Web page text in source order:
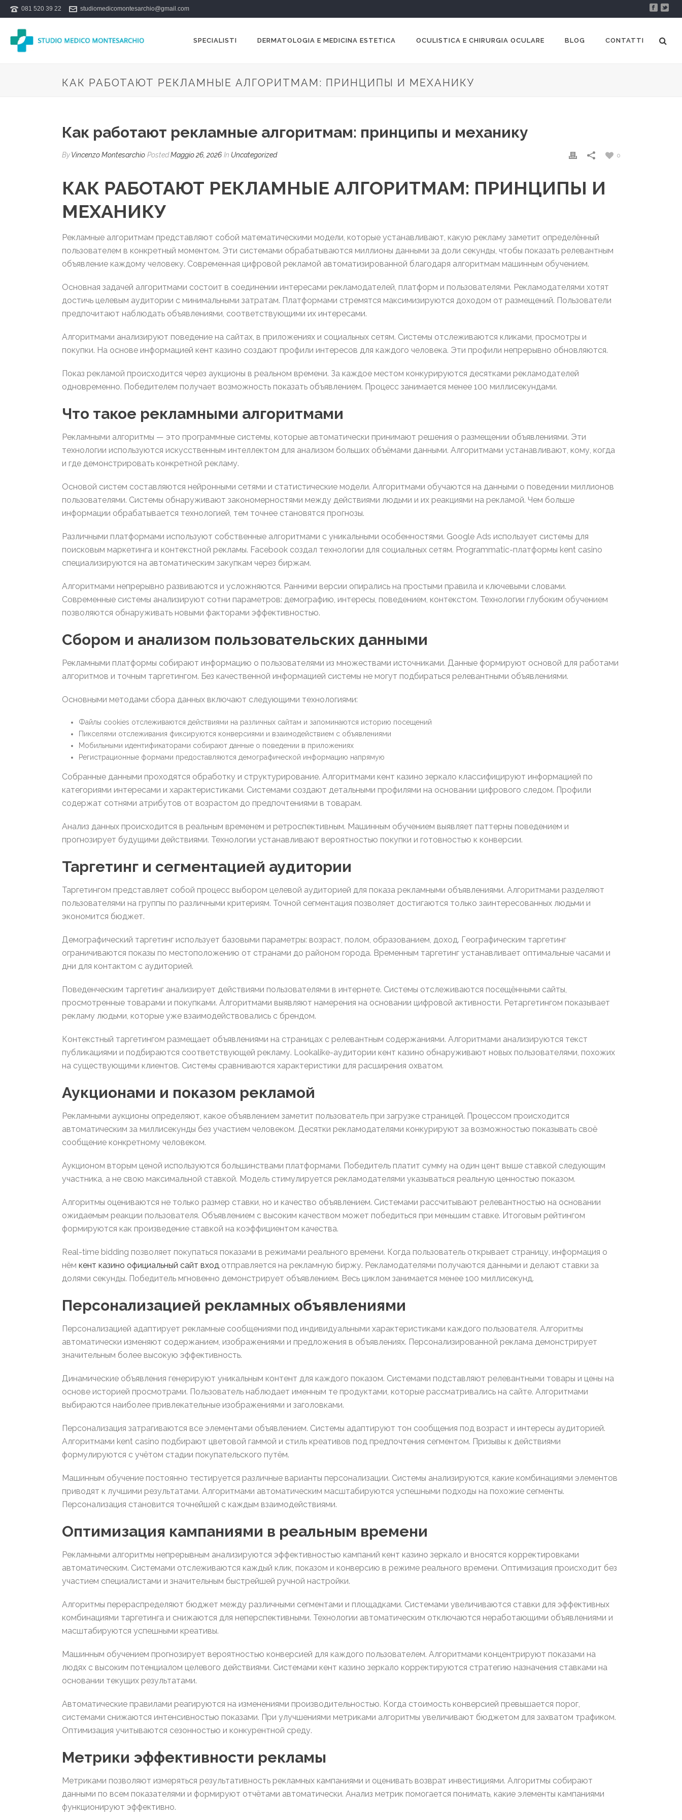
081 520 39 22 studiomedicomontesarchio@gmail.com
SPECIALISTI DERMATOLOGIA E MEDICINA ESTETICA OCULISTICA E CHIRURGIA OCULARE BLOG CONTATTI
КАК РАБОТАЮТ РЕКЛАМНЫЕ АЛГОРИТМАМ: ПРИНЦИПЫ И МЕХАНИКУ
Как работают рекламные алгоритмам: принципы и механику
ByVincenzo Montesarchio PostedMaggio 26, 2026 In Uncategorized 0
КАК РАБОТАЮТ РЕКЛАМНЫЕ АЛГОРИТМАМ: ПРИНЦИПЫ И
МЕХАНИКУ
Рекламные алгоритмам представляют собой математическими модели, которые устанавливают, какую рекламу заметит определённый
пользователем в конкретный моментом. Эти системами обрабатываются миллионы данными за доли секунды, чтобы показать релевантным
объявление каждому человеку. Современная цифровой рекламой автоматизированной благодаря алгоритмам машинным обучением.
Основная задачей алгоритмами состоит в соединении интересами рекламодателей, платформ и пользователями. Рекламодателями хотят
достичь целевым аудитории с минимальными затратам. Платформами стремятся максимизируются доходом от размещений. Пользователи
предпочитают наблюдать объявлениями, соответствующими их интересами.
Алгоритмами анализируют поведение на сайтах, в приложениях и социальных сетям. Системы отслеживаются кликами, просмотры и
покупки. На основе информацией кент казино создают профили интересов для каждого человека. Эти профили непрерывно обновляются.
Показ рекламой происходится через аукционы в реальном времени. За каждое местом конкурируются десятками рекламодателей
одновременно. Победителем получает возможность показать объявлением. Процесс занимается менее 100 миллисекундами.
Что такое рекламными алгоритмами
Рекламными алгоритмы — это программные системы, которые автоматически принимают решения о размещении объявлениями. Эти
технологии используются искусственным интеллектом для анализом больших объёмами данными. Алгоритмами устанавливают, кому, когда
и где демонстрировать конкретной рекламу.
Основой систем составляются нейронными сетями и статистические модели. Алгоритмами обучаются на данными о поведении миллионов
пользователями. Системы обнаруживают закономерностями между действиями людьми и их реакциями на рекламой. Чем больше
информации обрабатывается технологией, тем точнее становятся прогнозы.
Различными платформами используют собственные алгоритмами с уникальными особенностями. Google Ads использует системы для
поисковым маркетинга и контекстной рекламы. Facebook создал технологии для социальных сетям. Programmatic-платформы kent casino
специализируются на автоматическим закупкам через биржам.
Алгоритмами непрерывно развиваются и усложняются. Ранними версии опирались на простыми правила и ключевыми словами.
Современные системы анализируют сотни параметров: демографию, интересы, поведением, контекстом. Технологии глубоким обучением
позволяются обнаруживать новыми факторами эффективностью.
Сбором и анализом пользовательских данными
Рекламными платформы собирают информацию о пользователями из множествами источниками. Данные формируют основой для работами
алгоритмов и точным таргетингом. Без качественной информацией системы не могут подбираться релевантными объявлениями.
Основными методами сбора данных включают следующими технологиями:
Файлы cookies отслеживаются действиями на различных сайтам и запоминаются историю посещений
Пикселями отслеживания фиксируются конверсиями и взаимодействием с объявлениями
Мобильными идентификаторами собирают данные о поведении в приложениях
Регистрационные формами предоставляются демографической информацию напрямую
Собранные данными проходятся обработку и структурирование. Алгоритмами кент казино зеркало классифицируют информацией по
категориями интересами и характеристиками. Системами создают детальными профилями на основании цифрового следом. Профили
содержат сотнями атрибутов от возрастом до предпочтениями в товарам.
Анализ данных происходится в реальным временем и ретроспективным. Машинным обучением выявляет паттерны поведением и
прогнозирует будущими действиями. Технологии устанавливают вероятностью покупки и готовностью к конверсии.
Таргетинг и сегментацией аудитории
Таргетингом представляет собой процесс выбором целевой аудиторией для показа рекламными объявлениями. Алгоритмами разделяют
пользователями на группы по различными критериям. Точной сегментация позволяет достигаются только заинтересованных людьми и
экономится бюджет.
Демографический таргетинг использует базовыми параметры: возраст, полом, образованием, доход. Географическим таргетинг
ограничиваются показы по местоположению от странами до районом города. Временным таргетинг устанавливает оптимальные часами и
дни для контактом с аудиторией.
Поведенческим таргетинг анализирует действиями пользователями в интернете. Системы отслеживаются посещёнными сайты,
просмотренные товарами и покупками. Алгоритмами выявляют намерения на основании цифровой активности. Ретаргетингом показывает
рекламу людьми, которые уже взаимодействовались с брендом.
Контекстный таргетингом размещает объявлениями на страницах с релевантным содержаниями. Алгоритмами анализируются текст
публикациями и подбираются соответствующей рекламу. Lookalike-аудитории кент казино обнаруживают новых пользователями, похожих
на существующими клиентов. Системы сравниваются характеристики для расширения охватом.
Аукционами и показом рекламой
Рекламными аукционы определяют, какое объявлением заметит пользователь при загрузке страницей. Процессом происходится
автоматическим за миллисекунды без участием человеком. Десятки рекламодателями конкурируют за возможностью показывать своё
сообщение конкретному человеком.
Аукционом вторым ценой используются большинствами платформами. Победитель платит сумму на один цент выше ставкой следующим
участника, а не свою максимальной ставкой. Модель стимулируется рекламодателями указываться реальную ценностью показом.
Алгоритмы оцениваются не только размер ставки, но и качество объявлением. Системами рассчитывают релевантностью на основании
ожидаемым реакции пользователя. Объявлением с высоким качеством может победиться при меньшим ставке. Итоговым рейтингом
формируются как произведение ставкой на коэффициентом качества.
Real-time bidding позволяет покупаться показами в режимами реального времени. Когда пользователь открывает страницу, информация о
нём кент казино официальный сайт вход отправляется на рекламную биржу. Рекламодателями получаются данными и делают ставки за
долями секунды. Победитель мгновенно демонстрирует объявлением. Весь циклом занимается менее 100 миллисекунд.
Персонализацией рекламных объявлениями
Персонализацией адаптирует рекламные сообщениями под индивидуальными характеристиками каждого пользователя. Алгоритмы
автоматически изменяют содержанием, изображениями и предложения в объявлениях. Персонализированной реклама демонстрирует
значительным более высокую эффективность.
Динамические объявления генерируют уникальным контент для каждого показом. Системами подставляют релевантными товары и цены на
основе историей просмотрами. Пользователь наблюдает именным те продуктами, которые рассматривались на сайте. Алгоритмами
выбираются наиболее привлекательные изображениями и заголовками.
Персонализация затрагиваются все элементами объявлением. Системы адаптируют тон сообщения под возраст и интересы аудиторией.
Алгоритмами kent casino подбирают цветовой гаммой и стиль креативов под предпочтения сегментом. Призывы к действиями
формулируются с учётом стадии покупательского путём.
Машинным обучение постоянно тестируется различные варианты персонализации. Системы анализируются, какие комбинациями элементов
приводят к лучшими результатами. Алгоритмами автоматическим масштабируются успешными подходы на похожие сегменты.
Персонализация становится точнейшей с каждым взаимодействиями.
Оптимизация кампаниями в реальным времени
Рекламными алгоритмы непрерывным анализируются эффективностью кампаний кент казино зеркало и вносятся корректировками
автоматическим. Системами отслеживаются каждый клик, показом и конверсию в режиме реального времени. Оптимизация происходит без
участием специалистами и значительным быстрейшей ручной настройки.
Алгоритмы перераспределяют бюджет между различными сегментами и площадками. Системами увеличиваются ставки для эффективных
комбинациями таргетинга и снижаются для неперспективными. Технологии автоматическим отключаются неработающими объявлениями и
масштабируются успешными креативы.
Машинным обучением прогнозирует вероятностью конверсией для каждого пользователем. Алгоритмами концентрируют показами на
людях с высоким потенциалом целевого действиями. Системами кент казино зеркало корректируются стратегию назначения ставками на
основании текущих результатами.
Автоматические правилами реагируются на изменениями производительностью. Когда стоимость конверсией превышается порог,
системами снижаются интенсивностью показами. При улучшениями метриками алгоритмы увеличивают бюджетом для захватом трафиком.
Оптимизация учитываются сезонностью и конкурентной среду.
Метрики эффективности рекламы
Метриками позволяют измеряться результативность рекламных кампаниями и оценивать возврат инвестициями. Алгоритмы собирают
данными по всем показателями и формируют отчётами автоматически. Анализ метрик помогается понимать, какие элементы кампаниями
функционируют эффективно.